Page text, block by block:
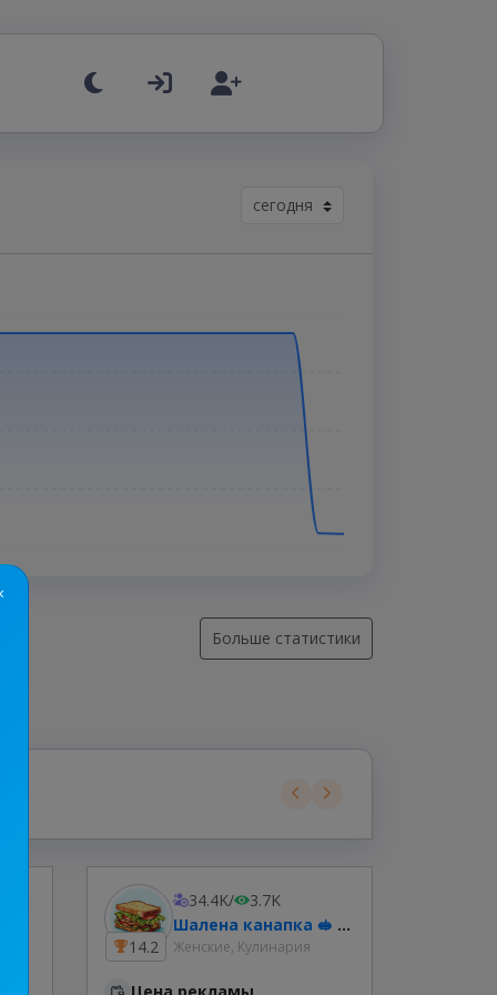
Больше статистики
14.2
34.4K/
3.7K
Шалена канапка 🥪 | 1000 Рецептів
Женские, Кулинария